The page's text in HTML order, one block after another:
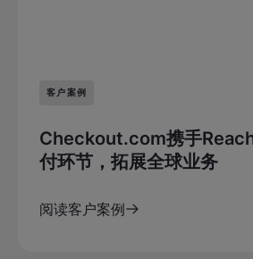
客户案例
Checkout.com携手
付环节，拓展全球业务
阅读客户案例